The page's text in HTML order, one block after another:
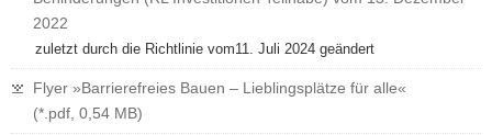
2022
zuletzt durch die Richtlinie vom11. Juli 2024 geändert
Flyer »Barrierefreies Bauen – Lieblingsplätze für alle«
(*.pdf, 0,54 MB)